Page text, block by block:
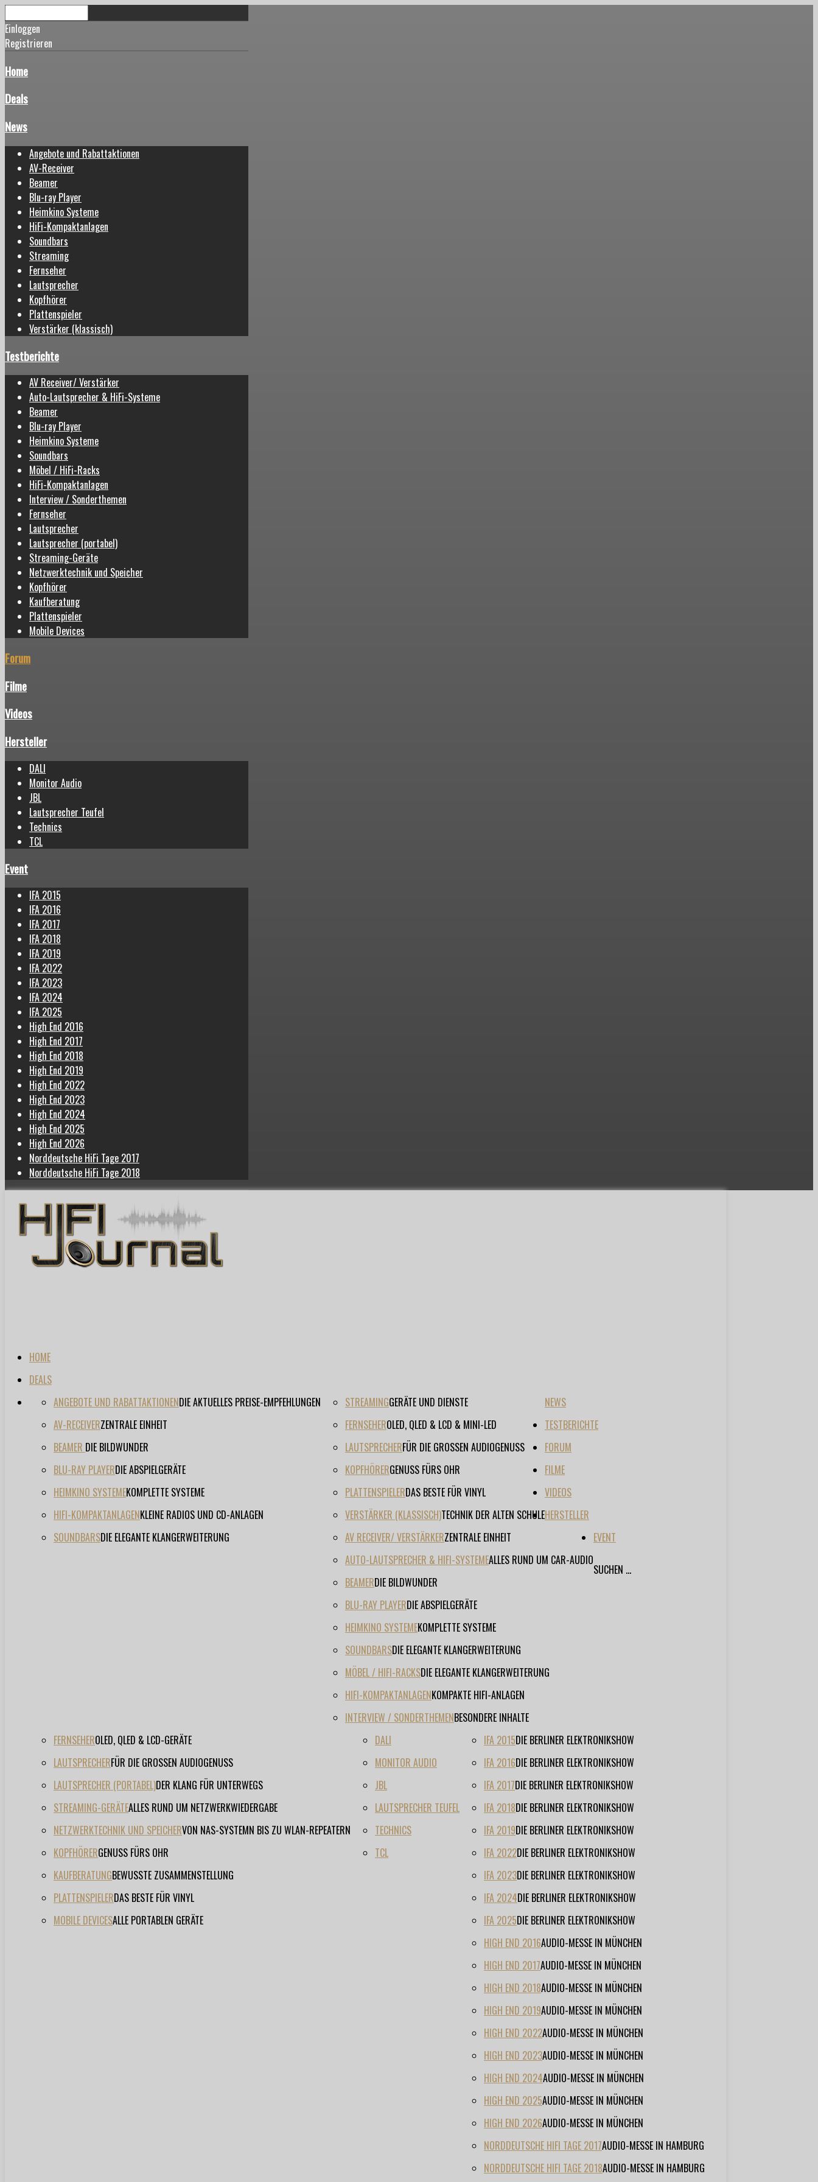
Einloggen
Registrieren
Home
Deals
News
Angebote und Rabattaktionen
AV-Receiver
Beamer
Blu-ray Player
Heimkino Systeme
HiFi-Kompaktanlagen
Soundbars
Streaming
Fernseher
Lautsprecher
Kopfhörer
Plattenspieler
Verstärker (klassisch)
Testberichte
AV Receiver/ Verstärker
Auto-Lautsprecher & HiFi-Systeme
Beamer
Blu-ray Player
Heimkino Systeme
Soundbars
Möbel / HiFi-Racks
HiFi-Kompaktanlagen
Interview / Sonderthemen
Fernseher
Lautsprecher
Lautsprecher (portabel)
Streaming-Geräte
Netzwerktechnik und Speicher
Kopfhörer
Kaufberatung
Plattenspieler
Mobile Devices
Forum
Filme
Videos
Hersteller
DALI
Monitor Audio
JBL
Lautsprecher Teufel
Technics
TCL
Event
IFA 2015
IFA 2016
IFA 2017
IFA 2018
IFA 2019
IFA 2022
IFA 2023
IFA 2024
IFA 2025
High End 2016
High End 2017
High End 2018
High End 2019
High End 2022
High End 2023
High End 2024
High End 2025
High End 2026
Norddeutsche HiFi Tage 2017
Norddeutsche HiFi Tage 2018
HOME
DEALS
NEWS
ANGEBOTE UND RABATTAKTIONENDIE AKTUELLES PREISE-EMPFEHLUNGEN
AV-RECEIVERZENTRALE EINHEIT
BEAMER DIE BILDWUNDER
BLU-RAY PLAYERDIE ABSPIELGERÄTE
HEIMKINO SYSTEMEKOMPLETTE SYSTEME
HIFI-KOMPAKTANLAGENKLEINE RADIOS UND CD-ANLAGEN
SOUNDBARSDIE ELEGANTE KLANGERWEITERUNG
STREAMINGGERÄTE UND DIENSTE
FERNSEHEROLED, QLED & LCD & MINI-LED
LAUTSPRECHERFÜR DIE GROSSEN AUDIOGENUSS
KOPFHÖRERGENUSS FÜRS OHR
PLATTENSPIELERDAS BESTE FÜR VINYL
VERSTÄRKER (KLASSISCH)TECHNIK DER ALTEN SCHULE
TESTBERICHTE
AV RECEIVER/ VERSTÄRKERZENTRALE EINHEIT
AUTO-LAUTSPRECHER & HIFI-SYSTEMEALLES RUND UM CAR-AUDIO
BEAMERDIE BILDWUNDER
BLU-RAY PLAYERDIE ABSPIELGERÄTE
HEIMKINO SYSTEMEKOMPLETTE SYSTEME
SOUNDBARSDIE ELEGANTE KLANGERWEITERUNG
MÖBEL / HIFI-RACKSDIE ELEGANTE KLANGERWEITERUNG
HIFI-KOMPAKTANLAGENKOMPAKTE HIFI-ANLAGEN
INTERVIEW / SONDERTHEMENBESONDERE INHALTE
FERNSEHEROLED, QLED & LCD-GERÄTE
LAUTSPRECHERFÜR DIE GROSSEN AUDIOGENUSS
LAUTSPRECHER (PORTABEL)DER KLANG FÜR UNTERWEGS
STREAMING-GERÄTEALLES RUND UM NETZWERKWIEDERGABE
NETZWERKTECHNIK UND SPEICHERVON NAS-SYSTEMN BIS ZU WLAN-REPEATERN
KOPFHÖRERGENUSS FÜRS OHR
KAUFBERATUNGBEWUSSTE ZUSAMMENSTELLUNG
PLATTENSPIELERDAS BESTE FÜR VINYL
MOBILE DEVICESALLE PORTABLEN GERÄTE
FORUM
FILME
VIDEOS
HERSTELLER
DALI
MONITOR AUDIO
JBL
LAUTSPRECHER TEUFEL
TECHNICS
TCL
EVENT
IFA 2015DIE BERLINER ELEKTRONIKSHOW
IFA 2016DIE BERLINER ELEKTRONIKSHOW
IFA 2017DIE BERLINER ELEKTRONIKSHOW
IFA 2018DIE BERLINER ELEKTRONIKSHOW
IFA 2019DIE BERLINER ELEKTRONIKSHOW
IFA 2022DIE BERLINER ELEKTRONIKSHOW
IFA 2023DIE BERLINER ELEKTRONIKSHOW
IFA 2024DIE BERLINER ELEKTRONIKSHOW
IFA 2025DIE BERLINER ELEKTRONIKSHOW
HIGH END 2016AUDIO-MESSE IN MÜNCHEN
HIGH END 2017AUDIO-MESSE IN MÜNCHEN
HIGH END 2018AUDIO-MESSE IN MÜNCHEN
HIGH END 2019AUDIO-MESSE IN MÜNCHEN
HIGH END 2022AUDIO-MESSE IN MÜNCHEN
HIGH END 2023AUDIO-MESSE IN MÜNCHEN
HIGH END 2024AUDIO-MESSE IN MÜNCHEN
HIGH END 2025AUDIO-MESSE IN MÜNCHEN
HIGH END 2026AUDIO-MESSE IN MÜNCHEN
NORDDEUTSCHE HIFI TAGE 2017AUDIO-MESSE IN HAMBURG
NORDDEUTSCHE HIFI TAGE 2018AUDIO-MESSE IN HAMBURG
SUCHEN ...